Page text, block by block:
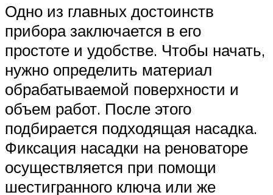
Одно из главных достоинств
прибора заключается в его
простоте и удобстве. Чтобы начать,
нужно определить материал
обрабатываемой поверхности и
объем работ. После этого
подбирается подходящая насадка.
Фиксация насадки на реноваторе
осуществляется при помощи
шестигранного ключа или же